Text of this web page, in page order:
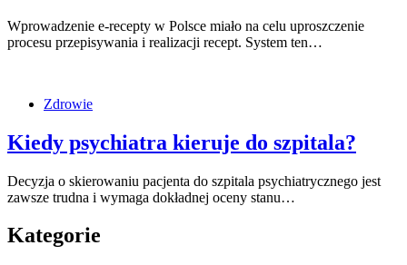
Wprowadzenie e-recepty w Polsce miało na celu uproszczenie
procesu przepisywania i realizacji recept. System ten…
Zdrowie
Kiedy psychiatra kieruje do szpitala?
Decyzja o skierowaniu pacjenta do szpitala psychiatrycznego jest
zawsze trudna i wymaga dokładnej oceny stanu…
Kategorie